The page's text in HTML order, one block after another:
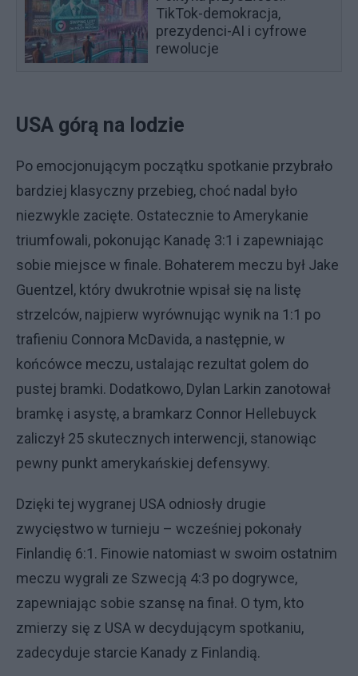
TikTok-demokracja,
prezydenci-AI i cyfrowe
rewolucje
USA górą na lodzie
Po emocjonującym początku spotkanie przybrało
bardziej klasyczny przebieg, choć nadal było
niezwykle zacięte. Ostatecznie to Amerykanie
triumfowali, pokonując Kanadę 3:1 i zapewniając
sobie miejsce w finale. Bohaterem meczu był Jake
Guentzel, który dwukrotnie wpisał się na listę
strzelców, najpierw wyrównując wynik na 1:1 po
trafieniu Connora McDavida, a następnie, w
końcówce meczu, ustalając rezultat golem do
pustej bramki. Dodatkowo, Dylan Larkin zanotował
bramkę i asystę, a bramkarz Connor Hellebuyck
zaliczył 25 skutecznych interwencji, stanowiąc
pewny punkt amerykańskiej defensywy.
Dzięki tej wygranej USA odniosły drugie
zwycięstwo w turnieju – wcześniej pokonały
Finlandię 6:1. Finowie natomiast w swoim ostatnim
meczu wygrali ze Szwecją 4:3 po dogrywce,
zapewniając sobie szansę na finał. O tym, kto
zmierzy się z USA w decydującym spotkaniu,
zadecyduje starcie Kanady z Finlandią.